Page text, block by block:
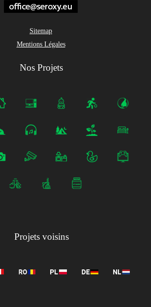
Sitemap
Mentions Légales
Nos Projets
Projets voisins